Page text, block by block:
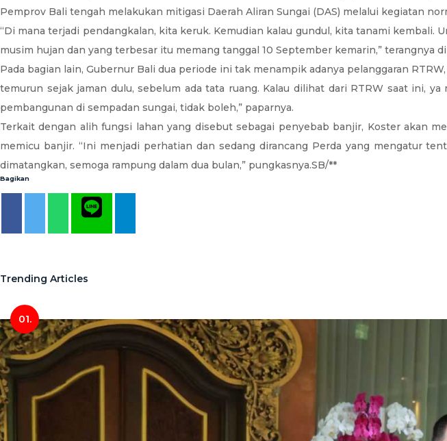
Pemprov Bali tengah melakukan mitigasi Daerah Aliran Sungai (DAS) melalui kegiatan
“Di mana terjadi pendangkalan, kita keruk. Kemudian kalau gundul, kita tanami
musim hujan dan yang terbesar itu memang tanggal 10 September kemarin,” terangnya
Pada bagian lain, Gubernur Bali dua periode ini tak menampik adanya pelanggaran
temurun sejak jaman dulu, sebelum ada tata ruang. Kalau dilihat dari RTRW saat ini,
pembangunan di sempadan sungai, tidak boleh,” paparnya.
Terkait dengan alih fungsi lahan yang disebut sebagai penyebab banjir, Koster akan
memicu banjir. “Ini menjadi perhatian dan sedang dirancang Perda yang mengatur
dimatangkan, semoga rampung dalam dua bulan,” pungkasnya.SB/**
Bagikan
Trending Articles
01.